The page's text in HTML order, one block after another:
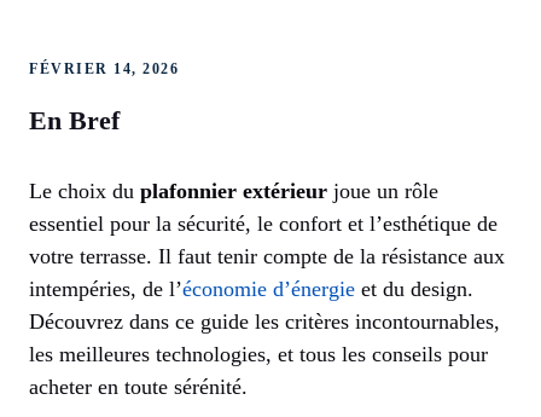
FÉVRIER 14, 2026
En Bref
Le choix du plafonnier extérieur joue un rôle
essentiel pour la sécurité, le confort et l’esthétique de
votre terrasse. Il faut tenir compte de la résistance aux
intempéries, de l’économie d’énergie et du design.
Découvrez dans ce guide les critères incontournables,
les meilleures technologies, et tous les conseils pour
acheter en toute sérénité.